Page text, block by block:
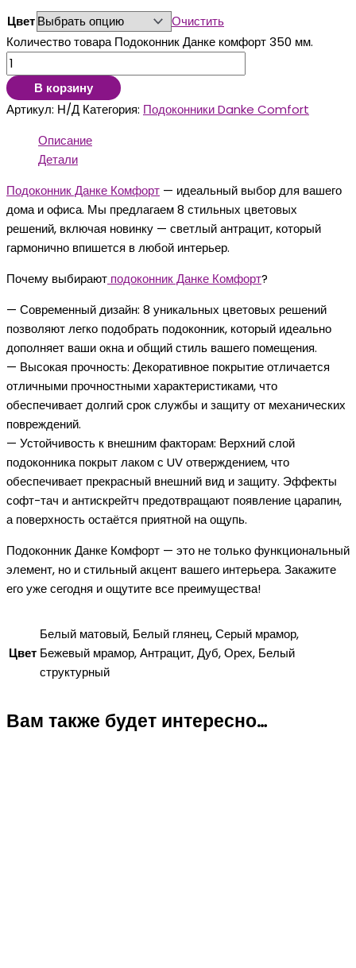
Цвет
Очистить
Количество товара Подоконник Данке комфорт 350 мм.
В корзину
Артикул: Н/Д Категория: Подоконники Danke Comfort
Описание
Детали
Подоконник Данке Комфорт — идеальный выбор для вашего
дома и офиса. Мы предлагаем 8 стильных цветовых
решений, включая новинку — светлый антрацит, который
гармонично впишется в любой интерьер.
Почему выбирают подоконник Данке Комфорт?
— Современный дизайн: 8 уникальных цветовых решений
позволяют легко подобрать подоконник, который идеально
дополняет ваши окна и общий стиль вашего помещения.
— Высокая прочность: Декоративное покрытие отличается
отличными прочностными характеристиками, что
обеспечивает долгий срок службы и защиту от механических
повреждений.
— Устойчивость к внешним факторам: Верхний слой
подоконника покрыт лаком с UV отверждением, что
обеспечивает прекрасный внешний вид и защиту. Эффекты
софт-тач и антискрейтч предотвращают появление царапин,
а поверхность остаётся приятной на ощупь.
Подоконник Данке Комфорт — это не только функциональный
элемент, но и стильный акцент вашего интерьера. Закажите
его уже сегодня и ощутите все преимущества!
Цвет
Белый матовый, Белый глянец, Серый мрамор,
Бежевый мрамор, Антрацит, Дуб, Орех, Белый
структурный
Вам также будет интересно…